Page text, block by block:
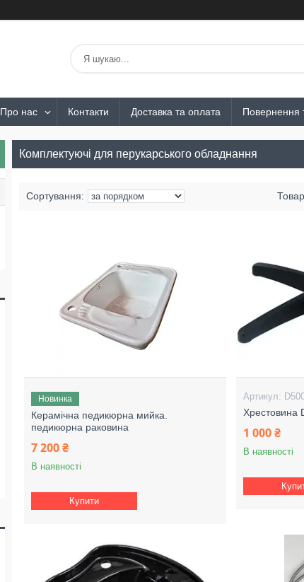
Про нас Контакти Доставка та оплата Повернення
Комплектуючі для перукарського обладнання
Новинка
Керамічна педикюрна мийка.
педикюрна раковина
7 200 ₴
В наявності
Купити
Хрестовина
1 000 ₴
В наявності